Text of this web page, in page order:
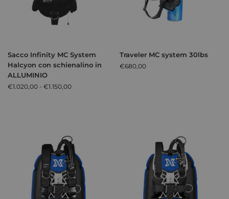
Sacco Infinity MC System
Halcyon con schienalino in
ALLUMINIO
€1.020,00 - €1.150,00
Traveler MC system 30lbs
€680,00